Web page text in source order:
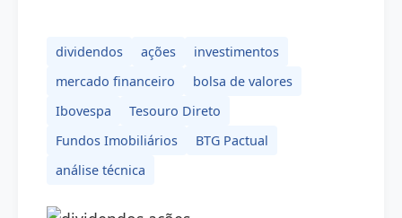
dividendos ações
investimentos
mercado financeiro
bolsa de valores
Ibovespa
Tesouro Direto
Fundos Imobiliários
BTG Pactual
análise técnica